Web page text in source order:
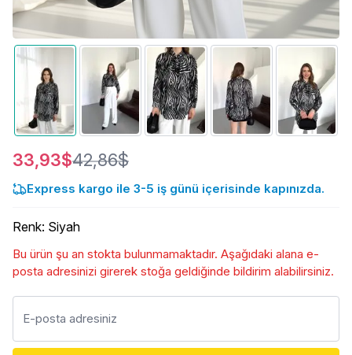
33,93$42,86$
Express kargo ile 3-5 iş günü içerisinde kapınızda.
Renk: Siyah
Bu ürün şu an stokta bulunmamaktadır. Aşağıdaki alana e-
posta adresinizi girerek stoğa geldiğinde bildirim alabilirsiniz.